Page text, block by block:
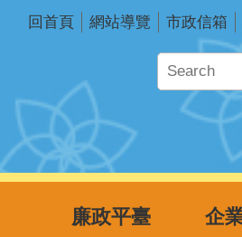
回首頁 網站導覽 市政信箱
廉政平臺